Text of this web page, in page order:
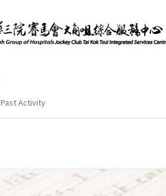
Past Activity